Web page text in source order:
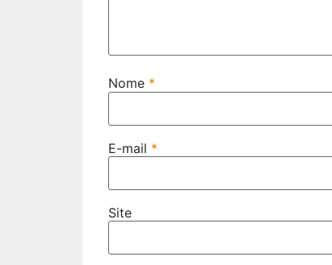
Nome *
E-mail *
Site